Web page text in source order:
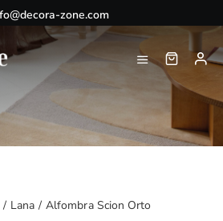
zone.com
Toggle
Navigation
Lana Alfombra Scion Orto